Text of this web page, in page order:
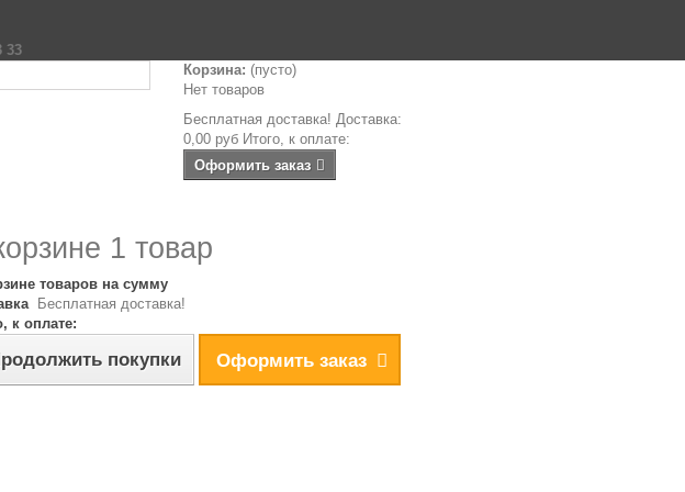
33
Корзина: (пусто)
Нет товаров
Бесплатная доставка!Доставка:
0,00 руб Итого, к оплате:
Оформить заказ
1 товар
товаров на сумму
Бесплатная доставка!
к оплате:
покупки Оформить заказ